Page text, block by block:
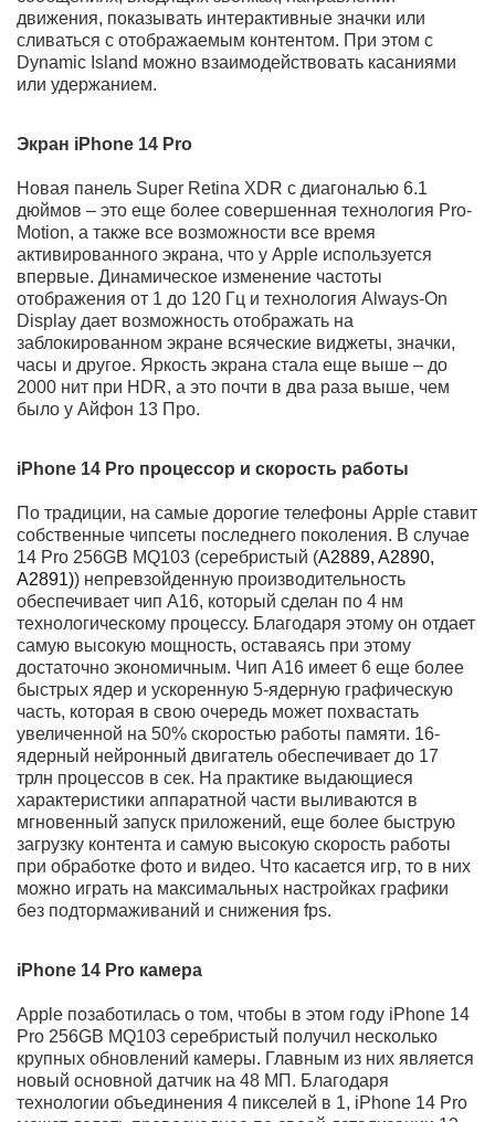
аксессуары (защитное стекло, чехол, зарядное
устройство, различные кабели и адаптеры).
Небольшой обзор Айфон 14 Про 256 (Серебро) 2022
года выпуска позволит узнать о всех его
Дизайн
Флагманская модель внешне очень похожа на
смартфоны «Про» 13-й серии. Она также имеет корпус
из полированной нержавейки, плоские грани и
матовое, текстурированное стекло на обратной
стороне. Как и полагается лучшему телефону 2022
года, «четырнадцатый про» имеет
водонепроницаемость по стандарту IP68 и защиту
дисплея специальным стеклом с керамическими
свойствами. Передняя часть тоже немного
изменилась. Вверху экрана 14 Pro256GB MQ103
(серебро)появился Dynamic Island – область в виде
капсулы, которая изменяет размер и содержание в
зависимости от того, что отображается на дисплее, а
кроме того, вмещает систему фронтальных камер.
«Динамический остров» может информировать о
сообщениях, входящих звонках, направлении
движения, показывать интерактивные значки или
сливаться с отображаемым контентом. При этом с
Dynamic Island можно взаимодействовать касаниями
или удержанием.